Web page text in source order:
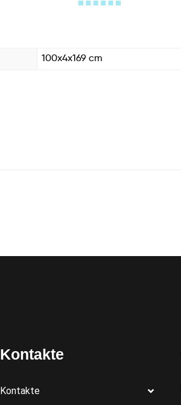
100x4x169 cm
Kontakte
Kontakte